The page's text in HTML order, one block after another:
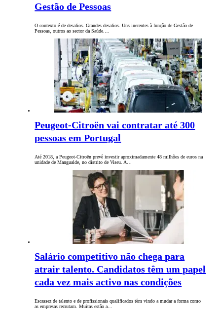
Gestão de Pessoas
O contexto é de desafios. Grandes desafios. Uns inerentes à função de Gestão de
Pessoas, outros ao sector da Saúde.…
Peugeot-Citroën vai contratar até 300
pessoas em Portugal
Até 2018, a Peugeot-Citroën prevê investir aproximadamente 48 milhões de euros na
unidade de Mangualde, no distrito de Viseu. A…
Salário competitivo não chega para
atrair talento. Candidatos têm um papel
cada vez mais activo nas condições
Escassez de talento e de profissionais qualificados têm vindo a mudar a forma como
as empresas recrutam. Muitas estão a…